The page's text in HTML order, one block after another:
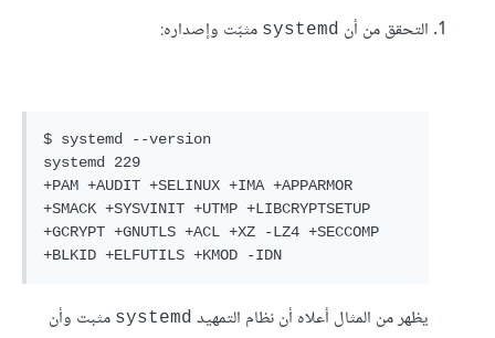
التحقق من أن systemd مثبّت وإصداره:
$ systemd --version
systemd 229
+PAM +AUDIT +SELINUX +IMA +APPARMOR
+SMACK +SYSVINIT +UTMP +LIBCRYPTSETUP
+GCRYPT +GNUTLS +ACL +XZ -LZ4 +SECCOMP
يظهر من المثال أعلاه أن نظام التمهيد systemd مثبت وأن